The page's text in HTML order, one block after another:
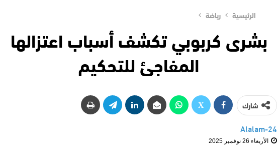
الرئيسية رياضة
بشرى كربوبي تكشف أسباب اعتزالها
المفاجئ للتحكيم
شارك
Alalam-24
الأربعاء 26 نوفمبر 2025